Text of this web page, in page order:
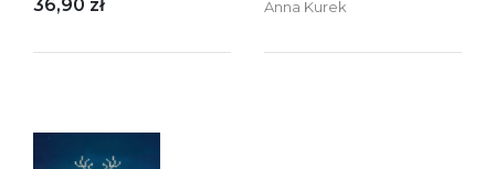
36,90 zł Anna Kurek